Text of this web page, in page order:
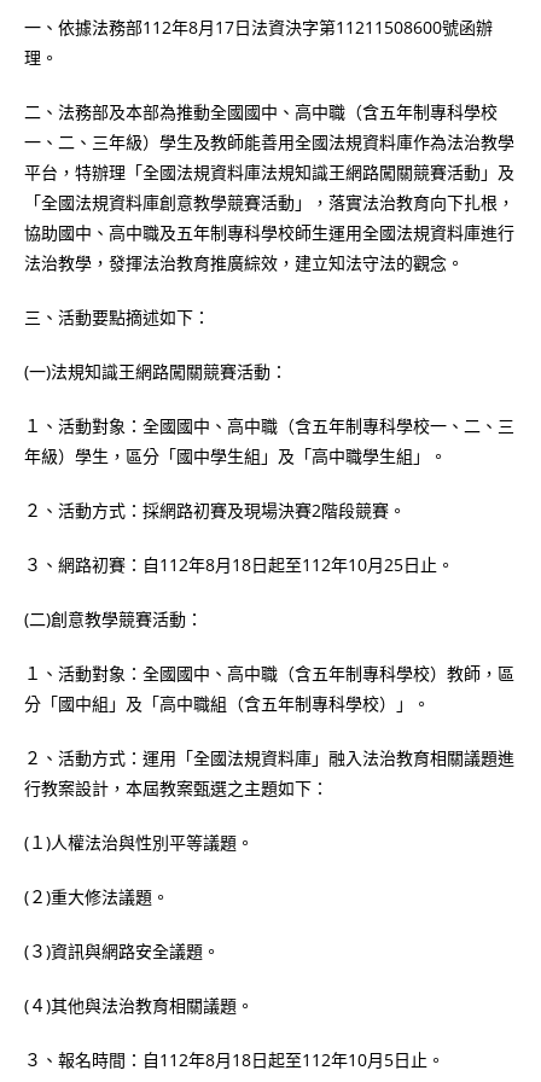
一、依據法務部112年8月17日法資決字第11211508600號函辦
理。
二、法務部及本部為推動全國國中、高中職（含五年制專科學校
一、二、三年級）學生及教師能善用全國法規資料庫作為法治教學
平台，特辦理「全國法規資料庫法規知識王網路闖關競賽活動」及
「全國法規資料庫創意教學競賽活動」，落實法治教育向下扎根，
協助國中、高中職及五年制專科學校師生運用全國法規資料庫進行
法治教學，發揮法治教育推廣綜效，建立知法守法的觀念。
三、活動要點摘述如下：
(一)法規知識王網路闖關競賽活動：
１、活動對象：全國國中、高中職（含五年制專科學校一、二、三
年級）學生，區分「國中學生組」及「高中職學生組」。
２、活動方式：採網路初賽及現場決賽2階段競賽。
３、網路初賽：自112年8月18日起至112年10月25日止。
(二)創意教學競賽活動：
１、活動對象：全國國中、高中職（含五年制專科學校）教師，區
分「國中組」及「高中職組（含五年制專科學校）」。
２、活動方式：運用「全國法規資料庫」融入法治教育相關議題進
行教案設計，本屆教案甄選之主題如下：
(１)人權法治與性別平等議題。
(２)重大修法議題。
(３)資訊與網路安全議題。
(４)其他與法治教育相關議題。
３、報名時間：自112年8月18日起至112年10月5日止。